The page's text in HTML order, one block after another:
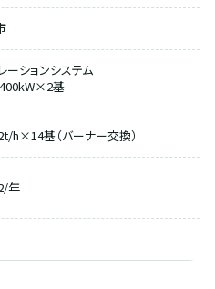
ーションシステム
基
h×14基（バーナー交換）
年